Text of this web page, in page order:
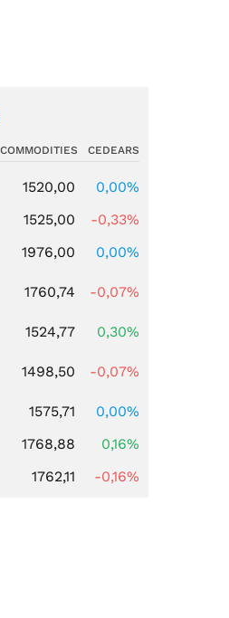
COMMODITIES CEDEARS
1520,00
0,00%
1525,00
-0,33%
1976,00
0,00%
1760,74 -0,07%
1524,77
0,30%
1498,50 -0,07%
1575,71
0,00%
1768,88
0,16%
1762,11 -0,16%